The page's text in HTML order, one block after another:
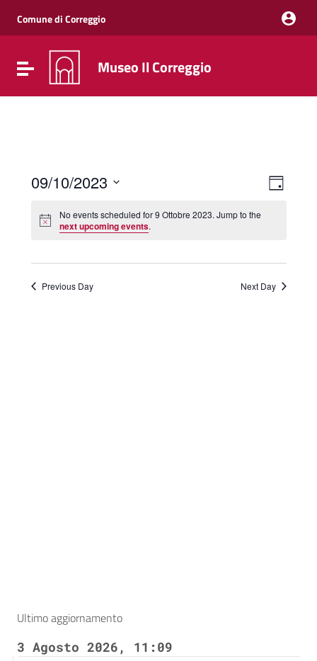
Vai al menu di navigazione
Vai al footer
Comune di Correggio
Attiva / disattiva la navigazione
Museo Il Correggio
Views
Event
Views
Day
09/10/2023
date.
No events scheduled for 9 Ottobre 2023. Jump to the
next upcoming events.
Previous Day Next Day
Ultimo aggiornamento
3 Agosto 2026, 11:09